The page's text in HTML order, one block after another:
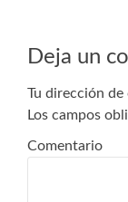
Deja un
Tu dirección
Los campos
Comentario